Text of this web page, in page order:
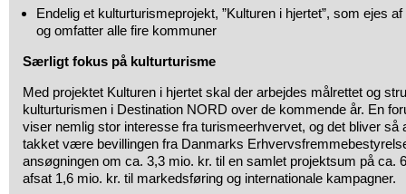
Endelig et kulturturismeprojekt, ”Kulturen i hjertet”, som ejes
og omfatter alle fire kommuner
Særligt fokus på kulturturisme
Med projektet Kulturen i hjertet skal der arbejdes målrettet og
kulturturismen i Destination NORD over de kommende år. En
viser nemlig stor interesse fra turismeerhvervet, og det bliver så
takket være bevillingen fra Danmarks
ansøgningen om ca. 3,3 mio. kr. til en samlet projektsum på ca.
afsat 1,6 mio. kr. til markedsføring og internationale kampagner.